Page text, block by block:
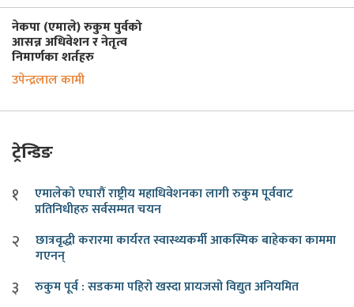
नेकपा (एमाले) रुकुम पुर्वको
आसन्न अधिवेशन र नेतृत्व
निमार्णका शर्तहरु
उपेन्द्रलाल कामी
ट्रेन्डिङ
१ एमालेको एघारौं राष्ट्रीय महाधिवेशनका लागी रुकुम पूर्ववाट
प्रतिनिधीहरु सर्वसम्मत चयन
२ छात्रवृद्धी करारमा कार्यरत स्वास्थ्यकर्मी आकस्मिक बाहेकका काममा
गएनन्
३ रुकुम पूर्व : सडकमा पहिरो खस्दा प्रायजसो विद्युत अनियमित